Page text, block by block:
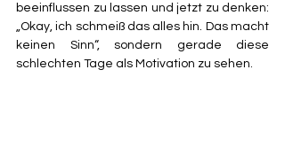
beeinflussen zu lassen und jetzt zu denken:
„Okay, ich schmeiß das alles hin. Das macht
keinen Sinn“, sondern gerade diese
schlechten Tage als Motivation zu sehen.